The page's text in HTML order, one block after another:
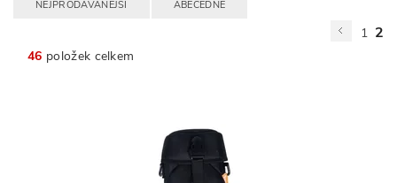
NEJPRODÁVANĚJŠÍ ABECEDNĚ
1 2
46 položek celkem